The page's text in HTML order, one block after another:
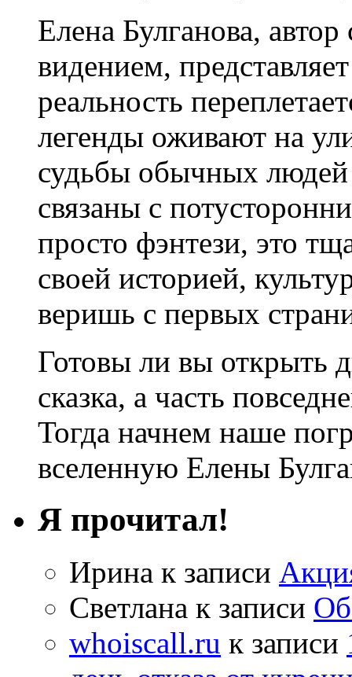
Елена Булганова,
видением,
реальность
легенды оживают на
судьбы обычных людей
связаны с
просто фэнтези, это
своей историей,
веришь с первых
Готовы ли вы открыть
сказка, а часть
Тогда начнем наше
вселенную Елены
Я прочитал!
Ирина к записи
Светлана к записи
whoiscall.ru к записи